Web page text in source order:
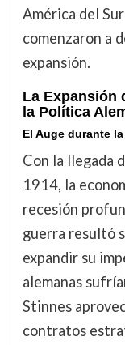
América del
comenzaron a
expansión.
La Expansión
la Política
El Auge durante
Con la llegada
1914, la
recesión
guerra resultó
expandir su
alemanas
Stinnes
contratos